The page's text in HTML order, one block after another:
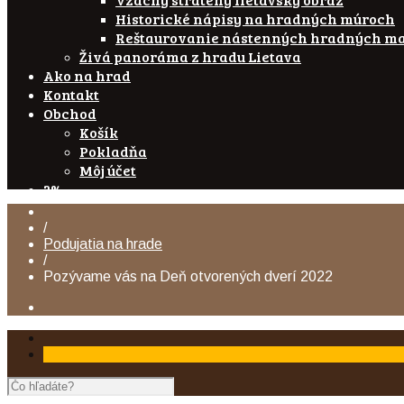
Historické nápisy na hradných múroch
Reštaurovanie nástenných hradných
Živá panoráma z hradu Lietava
Ako na hrad
Kontakt
Obchod
Košík
Pokladňa
Môj účet
2%
/
Podujatia na hrade
/
Pozývame vás na Deň otvorených dverí 2022